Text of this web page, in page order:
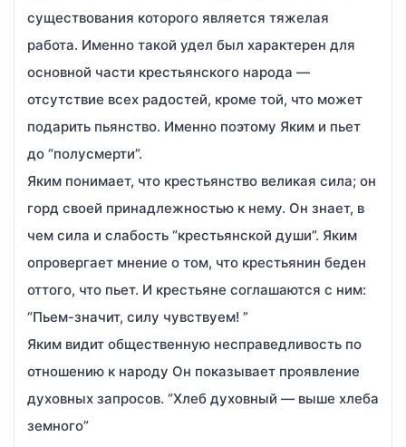
существования которого является тяжелая
работа. Именно такой удел был характерен для
основной части крестьянского народа —
отсутствие всех радостей, кроме той, что может
подарить пьянство. Именно поэтому Яким и пьет
до “полусмерти”.
Яким понимает, что крестьянство великая сила; он
горд своей принадлежностью к нему. Он знает, в
чем сила и слабость “крестьянской души”. Яким
опровергает мнение о том, что крестьянин беден
оттого, что пьет. И крестьяне соглашаются с ним:
“Пьем-значит, силу чувствуем! ”
Яким видит общественную несправедливость по
отношению к народу Он показывает проявление
духовных запросов. “Хлеб духовный — выше хлеба
земного”